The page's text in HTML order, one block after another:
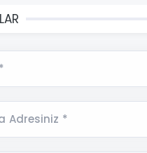
Adresiniz *